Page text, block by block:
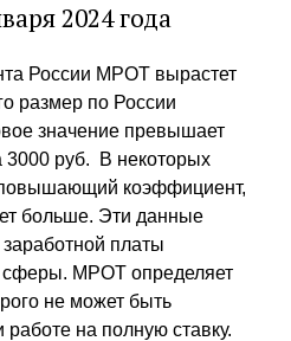
2024 года
России МРОТ вырастет
размер по России
значение превышает
3000 руб. В некоторых
коэффициент,
больше. Эти данные
платы
сферы. МРОТ определяет
не может быть
работе на полную ставку.